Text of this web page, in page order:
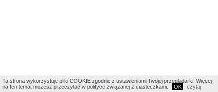
Ta strona wykorzystuje pliki COOKIE zgodnie z ustawieniami Twojej przeglądarki. Więcej
na ten temat możesz przeczytać w polityce związanej z ciasteczkami.
OK czytaj